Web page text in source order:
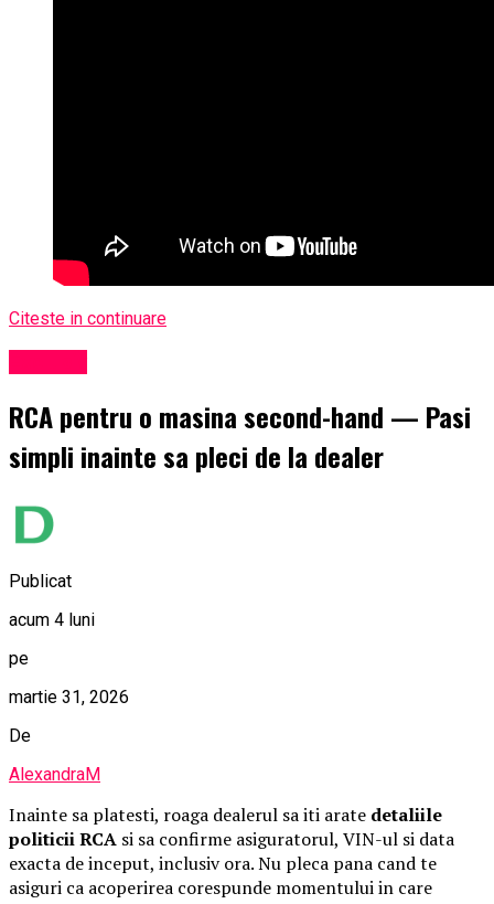
Citeste in continuare
RCA pentru o masina second-hand — Pasi
simpli inainte sa pleci de la dealer
Publicat
acum 4 luni
pe
martie 31, 2026
De
AlexandraM
Inainte sa platesti, roaga dealerul sa iti arate detaliile
politicii RCA si sa confirme asiguratorul, VIN-ul si data
exacta de inceput, inclusiv ora. Nu pleca pana cand te
asiguri ca acoperirea corespunde momentului in care